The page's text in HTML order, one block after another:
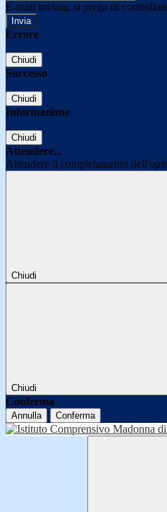
E-mail inviata, si prega di
Errore
Chiudi
Successo
Chiudi
Informazione
Chiudi
Attendere...
Attendere il completamento
Chiudi
Chiudi
Conferma
Annulla Conferma